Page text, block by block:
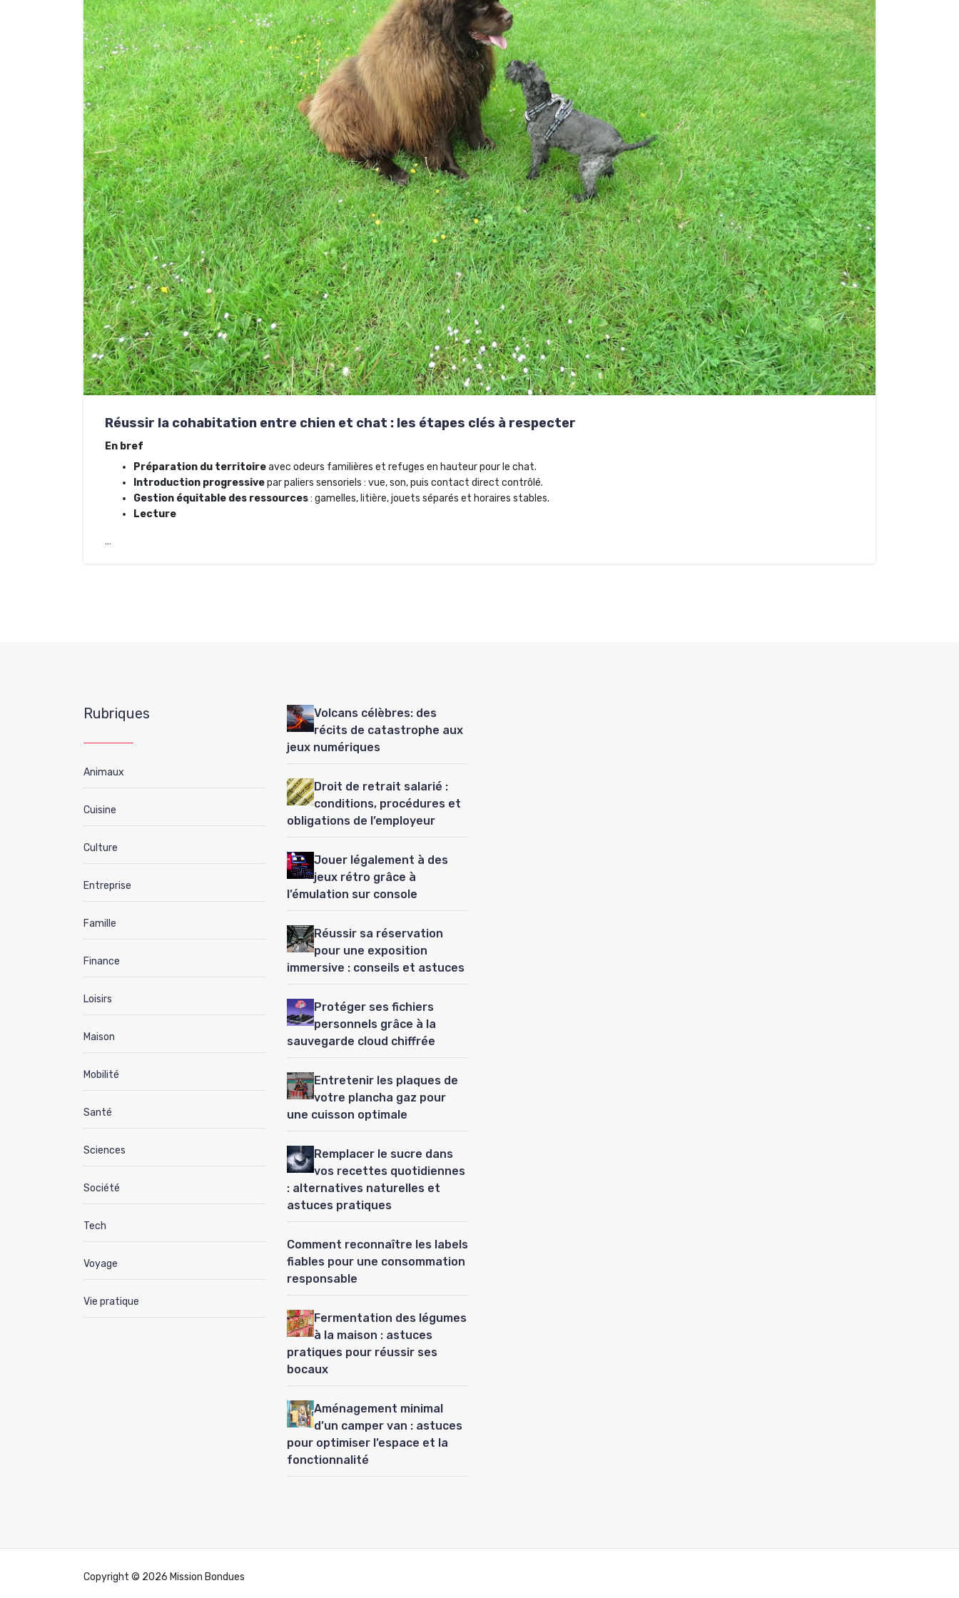
Réussir la cohabitation entre chien et chat : les étapes clés à respecter
En bref
Préparation du territoireavec odeurs familières et refuges en hauteur pour le chat.
Introduction progressivepar paliers sensoriels : vue, son, puis contact direct contrôlé.
Gestion équitable des ressources: gamelles, litière, jouets séparés et horaires stables.
Lecture
…
Rubriques
Animaux
Cuisine
Culture
Entreprise
Famille
Finance
Loisirs
Maison
Mobilité
Santé
Sciences
Société
Tech
Voyage
Vie pratique
Volcans célèbres: des
récits de catastrophe aux
jeux numériques
Droit de retrait salarié :
conditions, procédures et
obligations de l’employeur
Jouer légalement à des
jeux rétro grâce à
l’émulation sur console
Réussir sa réservation
pour une exposition
immersive : conseils et astuces
Protéger ses fichiers
personnels grâce à la
sauvegarde cloud chiffrée
Entretenir les plaques de
votre plancha gaz pour
une cuisson optimale
Remplacer le sucre dans
vos recettes quotidiennes
: alternatives naturelles et
astuces pratiques
Comment reconnaître les labels
fiables pour une consommation
responsable
Fermentation des légumes
à la maison : astuces
pratiques pour réussir ses
bocaux
Aménagement minimal
d’un camper van : astuces
pour optimiser l’espace et la
fonctionnalité
Copyright © 2026 Mission Bondues